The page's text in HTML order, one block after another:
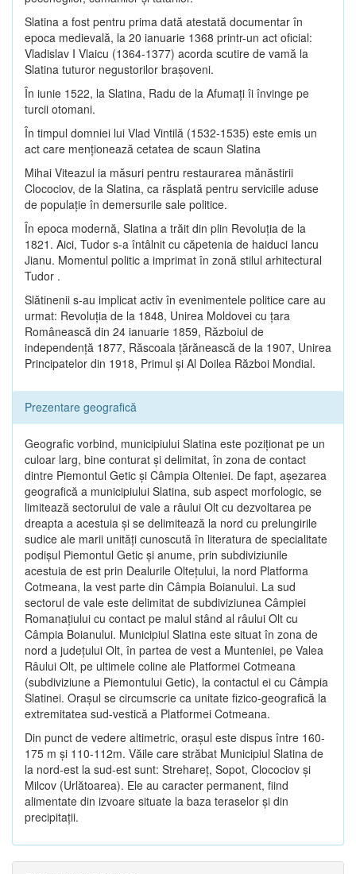
Slatina a fost pentru prima dată atestată documentar în
epoca medievală, la 20 ianuarie 1368 printr-un act oficial:
Vladislav I Vlaicu (1364-1377) acorda scutire de vamă la
Slatina tuturor negustorilor braşoveni.
În iunie 1522, la Slatina, Radu de la Afumaţi îi învinge pe
turcii otomani.
În timpul domniei lui Vlad Vintilă (1532-1535) este emis un
act care menţionează cetatea de scaun Slatina
Mihai Viteazul ia măsuri pentru restaurarea mănăstirii
Clocociov, de la Slatina, ca răsplată pentru serviciile aduse
de populaţie în demersurile sale politice.
În epoca modernă, Slatina a trăit din plin Revoluţia de la
1821. Aici, Tudor s-a întâlnit cu căpetenia de haiduci Iancu
Jianu. Momentul politic a imprimat în zonă stilul arhitectural
Tudor .
Slătinenii s-au implicat activ în evenimentele politice care au
urmat: Revoluţia de la 1848, Unirea Moldovei cu ţara
Românească din 24 ianuarie 1859, Războiul de
independenţă 1877, Răscoala ţărănească de la 1907, Unirea
Principatelor din 1918, Primul şi Al Doilea Război Mondial.
Prezentare geografică
Geografic vorbind, municipiului Slatina este poziţionat pe un
culoar larg, bine conturat şi delimitat, în zona de contact
dintre Piemontul Getic şi Câmpia Olteniei. De fapt, aşezarea
geografică a municipiului Slatina, sub aspect morfologic, se
limitează sectorului de vale a râului Olt cu dezvoltarea pe
dreapta a acestuia şi se delimitează la nord cu prelungirile
sudice ale marii unităţi cunoscută în literatura de specialitate
podişul Piemontul Getic şi anume, prin subdiviziunile
acestuia de est prin Dealurile Olteţului, la nord Platforma
Cotmeana, la vest parte din Câmpia Boianului. La sud
sectorul de vale este delimitat de subdiviziunea Câmpiei
Romanaţiului cu contact pe malul stând al râului Olt cu
Câmpia Boianului. Municipiul Slatina este situat în zona de
nord a judeţului Olt, în partea de vest a Munteniei, pe Valea
Râului Olt, pe ultimele coline ale Platformei Cotmeana
(subdiviziune a Piemontului Getic), la contactul ei cu Câmpia
Slatinei. Oraşul se circumscrie ca unitate fizico-geografică la
extremitatea sud-vestică a Platformei Cotmeana.
Din punct de vedere altimetric, oraşul este dispus între 160-
175 m şi 110-112m. Văile care străbat Municipiul Slatina de
la nord-est la sud-est sunt: Strehareţ, Sopot, Clocociov şi
Milcov (Urlătoarea). Ele au caracter permanent, fiind
alimentate din izvoare situate la baza teraselor şi din
precipitaţii.